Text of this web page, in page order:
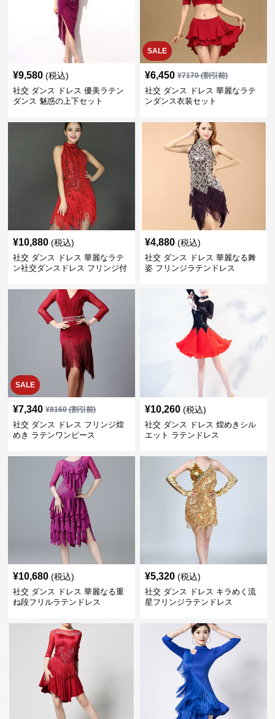
¥9,580 (税込)
社交 ダンス ドレス 優美ラテン
ダンス 魅惑の上下セット
SALE
¥6,450 ¥7170(割引前)
社交 ダンス ドレス 華麗なラテ
ンダンス衣装セット
¥10,880 (税込)
社交 ダンス ドレス 華麗なラテ
ン社交ダンスドレス フリンジ付
¥4,880 (税込)
社交 ダンス ドレス 華麗なる舞
姿 フリンジラテンドレス
SALE
¥7,340 ¥8160(割引前)
社交 ダンス ドレス フリンジ煌
めき ラテンワンピース
¥10,260 (税込)
社交 ダンス ドレス 煌めきシル
エット ラテンドレス
¥10,680 (税込)
社交 ダンス ドレス 華麗なる重
ね段フリルラテンドレス
¥5,320 (税込)
社交 ダンス ドレス キラめく流
星フリンジラテンドレス